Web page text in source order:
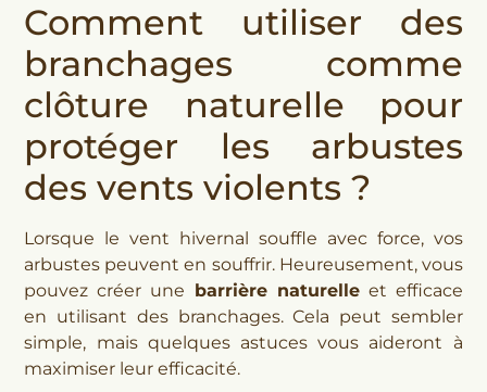
Comment utiliser des
branchages comme
clôture naturelle pour
protéger les arbustes
des vents violents ?
Lorsque le vent hivernal souffle avec force, vos
arbustes peuvent en souffrir. Heureusement, vous
pouvez créer une barrière naturelleet efficace
en utilisant des branchages. Cela peut sembler
simple, mais quelques astuces vous aideront à
maximiser leur efficacité.